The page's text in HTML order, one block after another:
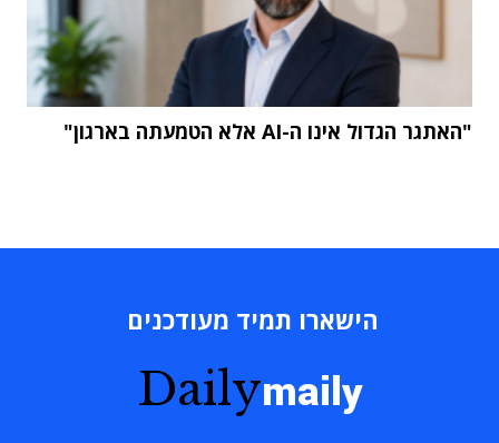
"האתגר הגדול אינו ה-AI אלא הטמעתה בארגון"
הישארו תמיד מעודכנים
Dailymaily